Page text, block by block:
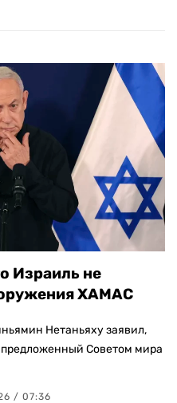
Израиль не
ХАМАС
Нетаньяху заявил,
Советом мира
/ 07:36